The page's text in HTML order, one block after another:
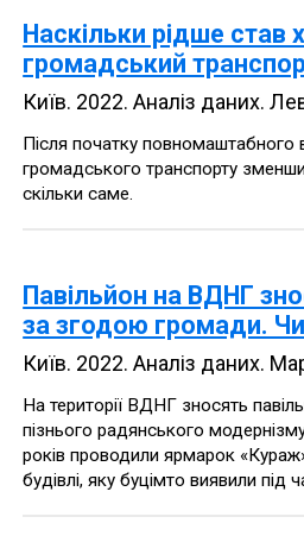
Наскільки рідше став
громадський
Київ. 2022. Аналіз даних.
Після початку повномаштабного
громадського транспорту
скільки саме.
Павільйон на ВДНГ
за згодою громади.
Київ. 2022. Аналіз даних.
На території ВДНГ зносять
пізнього радянського
років проводили ярмарок
будівлі, яку буцімто виявили під